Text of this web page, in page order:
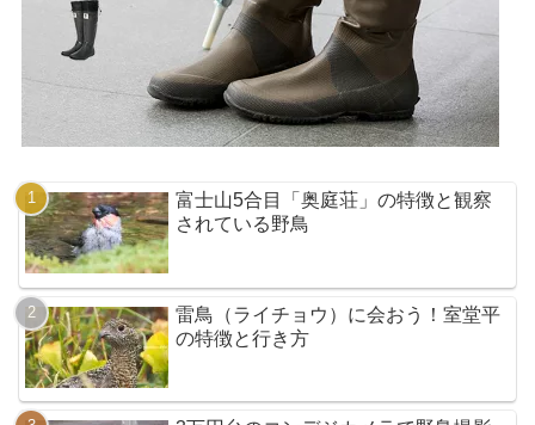
富士山5合目「奥庭荘」の特徴と観察
されている野鳥
雷鳥（ライチョウ）に会おう！室堂平
の特徴と行き方